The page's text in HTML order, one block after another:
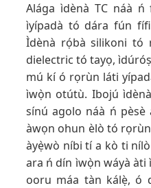
Alága ìdènà TC náà
ìyípadà tó dára fún
Ìdènà rọ́bà silikoni
dielectric tó tayọ,
mú kí ó rọrùn láti
ìwọ̀n otútù. Ibojú
sínú agolo náà ń
àwọn ohun èlò tó
àyẹ̀wò níbi tí a kò ti
ara ń dín ìwọ̀n wáyà
ooru máa tàn kálẹ̀, ó